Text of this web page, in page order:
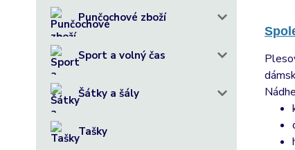
Punčochové zboží
Sport a volný čas
Šátky a šály
Tašky